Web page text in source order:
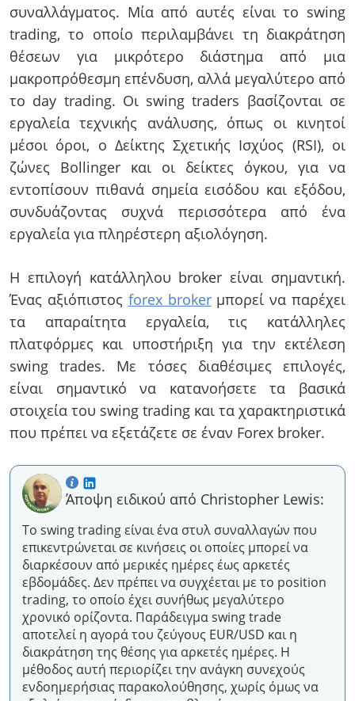
συναλλάγματος. Μία από αυτές είναι το swing
trading, το οποίο περιλαμβάνει τη διακράτηση
θέσεων για μικρότερο διάστημα από μια
μακροπρόθεσμη επένδυση, αλλά μεγαλύτερο από
το day trading. Οι swing traders βασίζονται σε
εργαλεία τεχνικής ανάλυσης, όπως οι κινητοί
μέσοι όροι, ο Δείκτης Σχετικής Ισχύος (RSI), οι
ζώνες Bollinger και οι δείκτες όγκου, για να
εντοπίσουν πιθανά σημεία εισόδου και εξόδου,
συνδυάζοντας συχνά περισσότερα από ένα
εργαλεία για πληρέστερη αξιολόγηση.
Η επιλογή κατάλληλου broker είναι σημαντική.
Ένας αξιόπιστος forex brokerμπορεί να παρέχει
τα απαραίτητα εργαλεία, τις κατάλληλες
πλατφόρμες και υποστήριξη για την εκτέλεση
swing trades. Με τόσες διαθέσιμες επιλογές,
είναι σημαντικό να κατανοήσετε τα βασικά
στοιχεία του swing trading και τα χαρακτηριστικά
που πρέπει να εξετάζετε σε έναν Forex broker.
Άποψη ειδικού από Christopher Lewis:
Το swing trading είναι ένα στυλ συναλλαγών που
επικεντρώνεται σε κινήσεις οι οποίες μπορεί να
διαρκέσουν από μερικές ημέρες έως αρκετές
εβδομάδες. Δεν πρέπει να συγχέεται με το position
trading, το οποίο έχει συνήθως μεγαλύτερο
χρονικό ορίζοντα. Παράδειγμα swing trade
αποτελεί η αγορά του ζεύγους EUR/USD και η
διακράτηση της θέσης για αρκετές ημέρες. Η
μέθοδος αυτή περιορίζει την ανάγκη συνεχούς
ενδοημερήσιας παρακολούθησης, χωρίς όμως να